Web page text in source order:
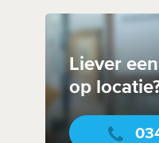
Liever
op